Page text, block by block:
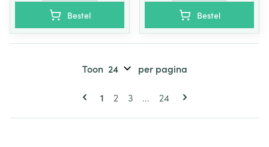
Bestel Bestel
Pagina's
U lees momenteel pagina
1 Pagina
2 Pagina
3 ... Pagina
24
Toon per pagina